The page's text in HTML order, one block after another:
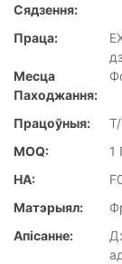
Сядзення:
Праца:
Месца
Паходжання:
Працоўныя:
MOQ:
1
НА:
Матэрыял:
Апісанне: